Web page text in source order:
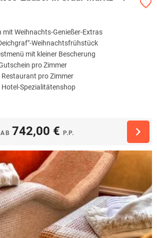
mit Weihnachts-Genießer-Extras
Weihnachtsfrühstück
mit kleiner Bescherung
pro Zimmer
Restaurant pro Zimmer
Hotel-Spezialitätenshop
AB 742,00 € P.P.